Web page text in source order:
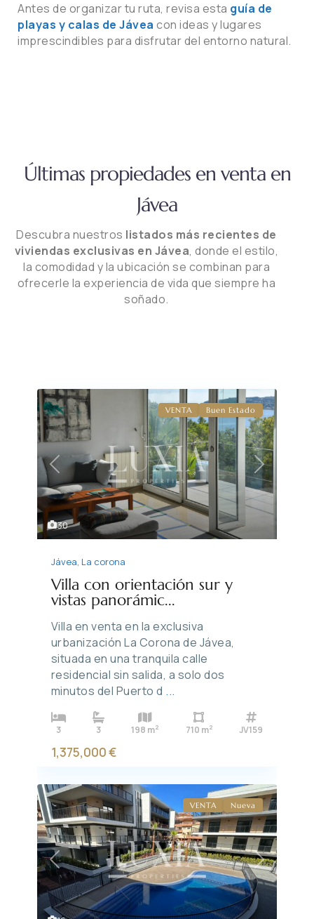
Antes de organizar tu ruta, revisa esta guía de
playas y calas de Jávea con ideas y lugares
imprescindibles para disfrutar del entorno natural.
Últimas propiedades en venta en
Jávea
Descubra nuestros listados más recientes de
viviendas exclusivas en Jávea, donde el estilo,
la comodidad y la ubicación se combinan para
ofrecerle la experiencia de vida que siempre ha
soñado.
30
Previous Next
VENTA Buen Estado
Jávea, La corona
Villa con orientación sur y
vistas panorámic...
Villa en venta en la exclusiva
urbanización La Corona de Jávea,
situada en una tranquila calle
residencial sin salida, a solo dos
minutos del Puerto d ...
3 3 198 m2 710 m2 JV159
1,375,000 €
Previous Next
VENTA Nueva